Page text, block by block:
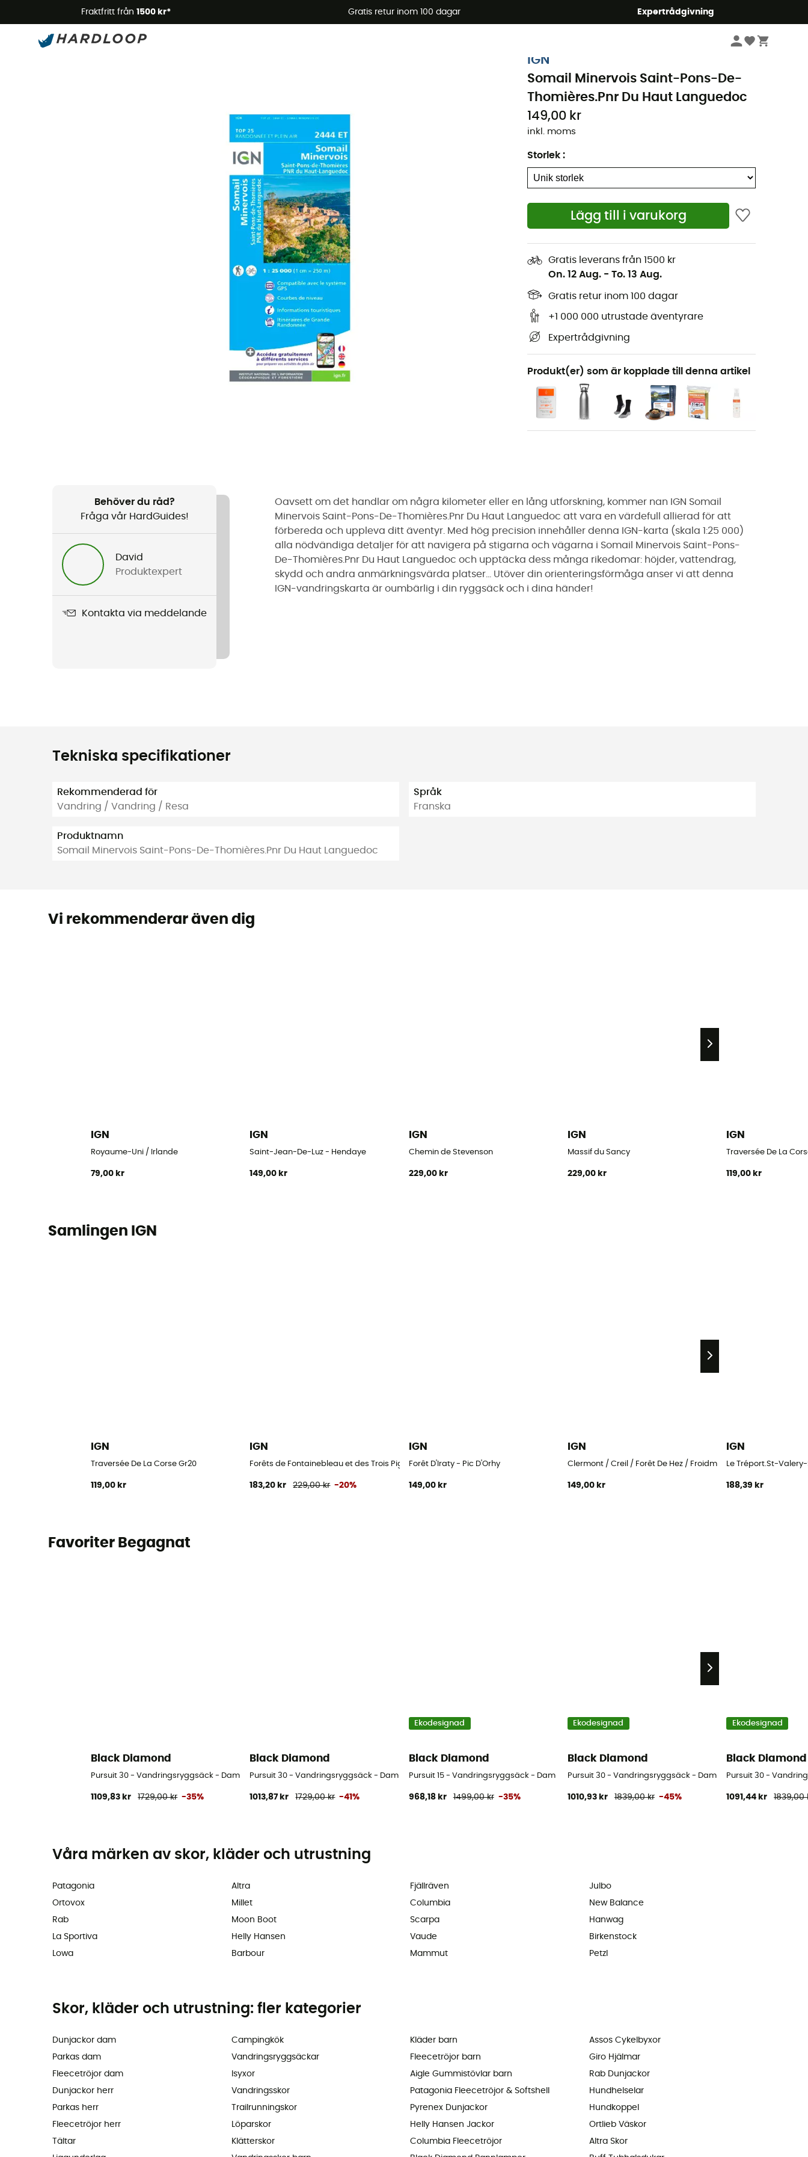
Fraktfritt från 1500 kr* Gratis retur inom 100 dagar Expertrådgivning
Sommarerbjudanden 🔥 -5 % EXTRA vid köp av 2 produkter* kod Summer5
IGN
Somail Minervois Saint-Pons-De-
Thomières.Pnr Du Haut Languedoc
149,00 kr
inkl. moms
Storlek :
Lägg till i varukorg
Gratis leverans från 1500 kr
On. 12 Aug. - To. 13 Aug.
Gratis retur inom 100 dagar
+1 000 000 utrustade äventyrare
Expertrådgivning
Produkt(er) som är kopplade till denna artikel
Behöver du råd?
Fråga vår HardGuides!
David
Produktexpert
Kontakta via meddelande
Oavsett om det handlar om några kilometer eller en lång utforskning, kommer nan IGN Somail
Minervois Saint-Pons-De-Thomières.Pnr Du Haut Languedoc att vara en värdefull allierad för att
förbereda och uppleva ditt äventyr. Med hög precision innehåller denna IGN-karta (skala 1:25 000)
alla nödvändiga detaljer för att navigera på stigarna och vägarna i Somail Minervois Saint-Pons-
De-Thomières.Pnr Du Haut Languedoc och upptäcka dess många rikedomar: höjder, vattendrag,
skydd och andra anmärkningsvärda platser... Utöver din orienteringsförmåga anser vi att denna
IGN-vandringskarta är oumbärlig i din ryggsäck och i dina händer!
Tekniska specifikationer
Rekommenderad för
Vandring / Vandring / Resa
Produktnamn
Somail Minervois Saint-Pons-De-Thomières.Pnr Du Haut Languedoc
Språk
Franska
Vi rekommenderar även dig
IGN
Royaume-Uni / Irlande
79,00 kr
IGN
Saint-Jean-De-Luz - Hendaye
149,00 kr
IGN
Chemin de Stevenson
229,00 kr
IGN
Massif du Sancy
229,00 kr
IGN
Traversée De La
119,00 kr
Samlingen IGN
IGN
Traversée De La Corse Gr20
119,00 kr
IGN
Forêts de Fontainebleau et des Trois Pignons
183,20 kr 229,00 kr -20%
IGN
Forêt D'Iraty - Pic D'Orhy
149,00 kr
IGN
Clermont / Creil / Forêt De Hez / Froidmont
149,00 kr
IGN
Le Tréport.St-
188,39 kr
Favoriter Begagnat
Black Diamond
Pursuit 30 - Vandringsryggsäck - Dam
1109,83 kr 1729,00 kr -35%
Black Diamond
Pursuit 30 - Vandringsryggsäck - Dam
1013,87 kr 1729,00 kr -41%
Ekodesignad
Black Diamond
Pursuit 15 - Vandringsryggsäck - Dam
968,18 kr 1499,00 kr -35%
Ekodesignad
Black Diamond
Pursuit 30 - Vandringsryggsäck - Dam
1010,93 kr 1839,00 kr -45%
Ekodesignad
Black Diamond
Pursuit 30 -
1091,44 kr 1839,00
Våra märken av skor, kläder och utrustning
Patagonia
Ortovox
Rab
La Sportiva
Lowa
Altra
Millet
Moon Boot
Helly Hansen
Barbour
Fjällräven
Columbia
Scarpa
Vaude
Mammut
Julbo
New Balance
Hanwag
Birkenstock
Petzl
Skor, kläder och utrustning: fler kategorier
Dunjackor dam
Parkas dam
Fleecetröjor dam
Dunjackor herr
Parkas herr
Fleecetröjor herr
Tältar
Campingkök
Vandringsryggsäckar
Isyxor
Vandringsskor
Trailrunningskor
Löparskor
Klätterskor
Kläder barn
Fleecetröjor barn
Aigle Gummistövlar barn
Patagonia Fleecetröjor & Softshell
Pyrenex Dunjackor
Helly Hansen Jackor
Columbia Fleecetröjor
Assos Cykelbyxor
Giro Hjälmar
Rab Dunjackor
Hundhelselar
Hundkoppel
Ortlieb Väskor
Altra Skor